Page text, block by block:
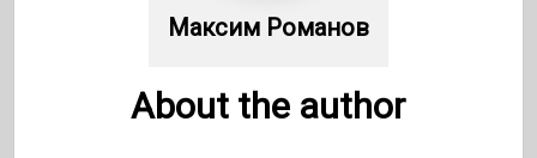
Максим Романов
About the author